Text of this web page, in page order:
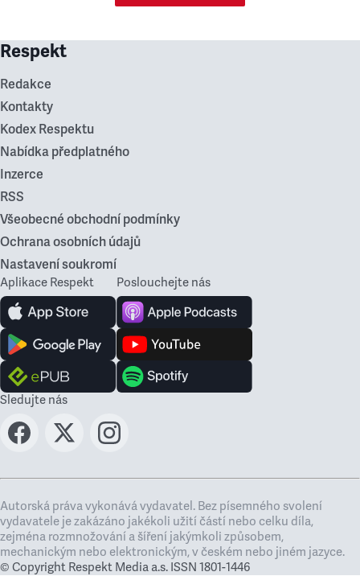
Respekt
Redakce
Kontakty
Kodex Respektu
Nabídka předplatného
Inzerce
RSS
Všeobecné obchodní podmínky
Ochrana osobních údajů
Nastavení soukromí
Aplikace Respekt Poslouchejte nás
Sledujte nás
Autorská práva vykonává vydavatel. Bez písemného svolení
vydavatele je zakázáno jakékoli užití částí nebo celku díla,
zejména rozmnožování a šíření jakýmkoli způsobem,
mechanickým nebo elektronickým, v českém nebo jiném jazyce.
© Copyright Respekt Media a.s. ISSN 1801-1446